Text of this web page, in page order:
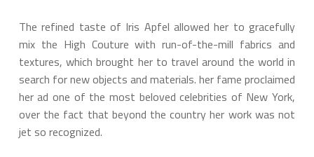
The refined taste of Iris Apfel allowed her to gracefully
mix the High Couture with run-of-the-mill fabrics and
textures, which brought her to travel around the world in
search for new objects and materials. her fame proclaimed
her ad one of the most beloved celebrities of New York,
over the fact that beyond the country her work was not
jet so recognized.